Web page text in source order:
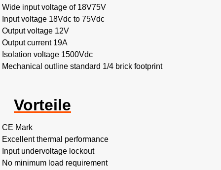
Wide input voltage of 18V75V
Input voltage 18Vdc to 75Vdc
Output voltage 12V
Output current 19A
Isolation voltage 1500Vdc
Mechanical outline standard 1/4 brick footprint
Vorteile
CE Mark
Excellent thermal performance
Input undervoltage lockout
No minimum load requirement